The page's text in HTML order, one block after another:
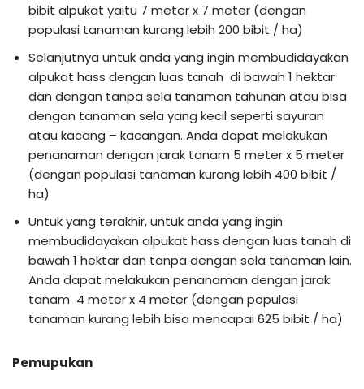
bibit alpukat yaitu 7 meter x 7 meter (dengan
populasi tanaman kurang lebih 200 bibit / ha)
Selanjutnya untuk anda yang ingin membudidayakan
alpukat hass dengan luas tanah di bawah 1 hektar
dan dengan tanpa sela tanaman tahunan atau bisa
dengan tanaman sela yang kecil seperti sayuran
atau kacang – kacangan. Anda dapat melakukan
penanaman dengan jarak tanam 5 meter x 5 meter
(dengan populasi tanaman kurang lebih 400 bibit /
ha)
Untuk yang terakhir, untuk anda yang ingin
membudidayakan alpukat hass dengan luas tanah di
bawah 1 hektar dan tanpa dengan sela tanaman lain.
Anda dapat melakukan penanaman dengan jarak
tanam 4 meter x 4 meter (dengan populasi
tanaman kurang lebih bisa mencapai 625 bibit / ha)
Pemupukan